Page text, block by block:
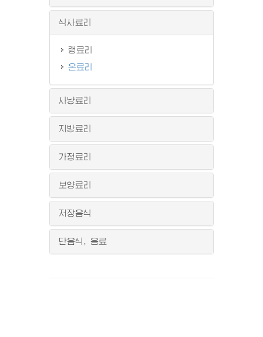
식사료리
랭료리
온료리
사냥료리
지방료리
가정료리
보양료리
저장음식
단음식, 음료